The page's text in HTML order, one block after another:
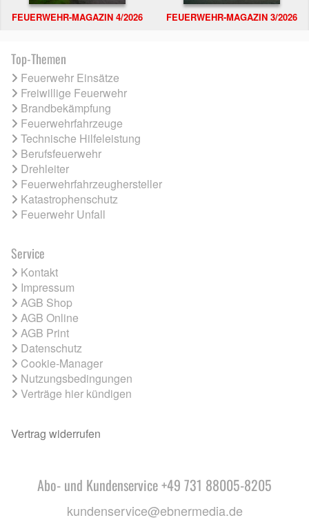
FEUERWEHR-MAGAZIN 4/2026 FEUERWEHR-MAGAZIN 3/2026
Top-Themen
Feuerwehr Einsätze
Freiwillige Feuerwehr
Brandbekämpfung
Feuerwehrfahrzeuge
Technische Hilfeleistung
Berufsfeuerwehr
Drehleiter
Feuerwehrfahrzeughersteller
Katastrophenschutz
Feuerwehr Unfall
Service
Kontakt
Impressum
AGB Shop
AGB Online
AGB Print
Datenschutz
Cookie-Manager
Nutzungsbedingungen
Verträge hier kündigen
Vertrag widerrufen
Abo- und Kundenservice +49 731 88005-8205
kundenservice@ebnermedia.de